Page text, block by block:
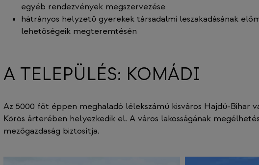
egyéb rendezvények megszervezése
hátrányos helyzetű gyerekek társadalmi leszakadásának
lehetőségeik megteremtésén
A TELEPÜLÉS: KOMÁDI
Az 5000 főt éppen meghaladó lélekszámú kisváros Hajdú-Bihar
Körös árterében helyezkedik el. A város lakosságának
mezőgazdaság biztosítja.